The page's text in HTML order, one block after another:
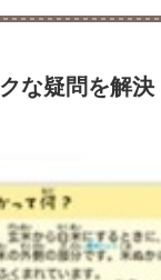
な疑問を解